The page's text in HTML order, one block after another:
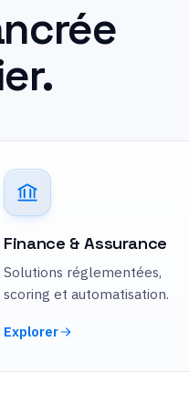
Finance & Assurance
Solutions réglementées,
scoring et automatisation.
Explorer